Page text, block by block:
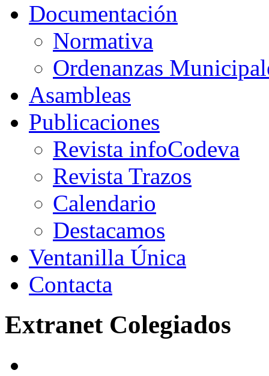
Documentación
Normativa
Ordenanzas
Asambleas
Publicaciones
Revista infoCodeva
Revista Trazos
Calendario
Destacamos
Ventanilla Única
Contacta
Extranet Colegiados